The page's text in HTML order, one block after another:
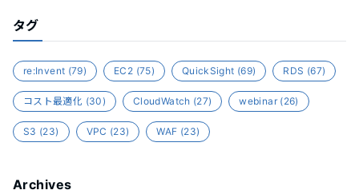
タグ
re:Invent (79) EC2 (75) QuickSight (69) RDS (67)
コスト最適化 (30) CloudWatch (27) webinar(26)
S3 (23) VPC (23) WAF (23)
Archives